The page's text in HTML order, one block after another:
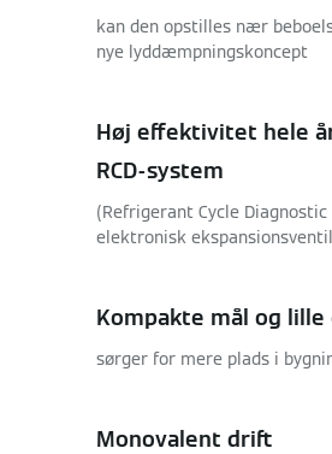
kan den opstilles nær
nye lyddæmpningskoncept
Høj effektivitet hele
RCD-system
(Refrigerant Cycle
elektronisk ekspansionsventil
Kompakte mål og
sørger for mere plads i
Monovalent drift